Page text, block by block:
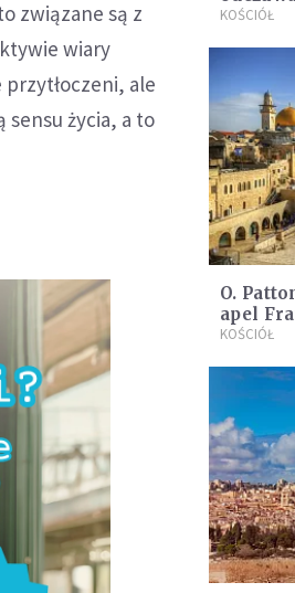
związane są z
wiary
ale
sensu życia, a to
KOŚCIÓŁ
O.
apel
KOŚCIÓŁ